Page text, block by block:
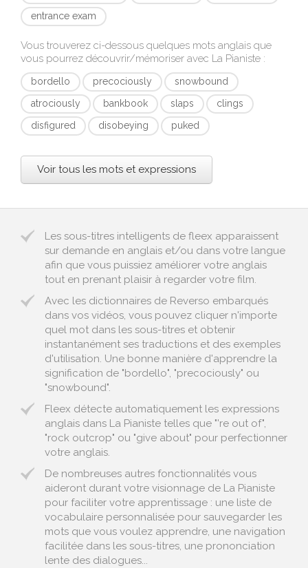
entrance exam
Vous trouverez ci-dessous quelques mots anglais que
vous pourrez découvrir/mémoriser avec La Pianiste :
bordello precociously
snowbound
atrociously
bankbook slaps
clings
disfigured
disobeying puked
Voir tous les mots et expressions
Les sous-titres intelligents de fleex apparaissent
sur demande en anglais et/ou dans votre langue
afin que vous puissiez améliorer votre anglais
tout en prenant plaisir à regarder votre film.
Avec les dictionnaires de Reverso embarqués
dans vos vidéos, vous pouvez cliquer n'importe
quel mot dans les sous-titres et obtenir
instantanément ses traductions et des exemples
d'utilisation. Une bonne manière d'apprendre la
signification de "bordello", "precociously" ou
"snowbound".
Fleex détecte automatiquement les expressions
anglais dans La Pianiste telles que "'re out of",
"rock outcrop" ou "give about" pour perfectionner
votre anglais.
De nombreuses autres fonctionnalités vous
aideront durant votre visionnage de La Pianiste
pour faciliter votre apprentissage : une liste de
vocabulaire personnalisée pour sauvegarder les
mots que vous voulez apprendre, une navigation
facilitée dans les sous-titres, une prononciation
lente des dialogues...